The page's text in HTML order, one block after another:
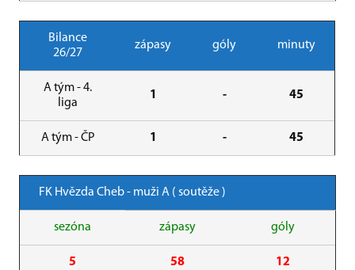
Bilance
26/27
zápasy góly minuty
A tým - 4.
liga
1 - 45
A tým - ČP 1 - 45
FK Hvězda Cheb - muži A ( soutěže )
sezóna zápasy góly
5 58 12